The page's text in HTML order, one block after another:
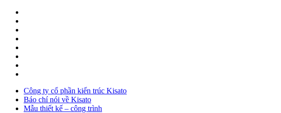
Công ty cổ phần kiến trúc Kisato
Báo chí nói về Kisato
Mẫu thiết kế – công trình